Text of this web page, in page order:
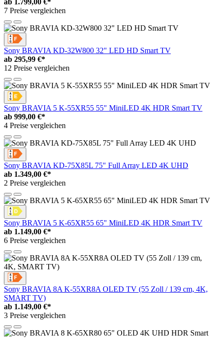
ab 1.799,00 €*
7 Preise vergleichen
Sony BRAVIA KD-32W800 32" LED HD Smart TV
ab 295,99 €*
12 Preise vergleichen
Sony BRAVIA 5 K-55XR55 55" MiniLED 4K HDR Smart TV
ab 999,00 €*
4 Preise vergleichen
Sony BRAVIA KD-75X85L 75" Full Array LED 4K UHD
ab 1.349,00 €*
2 Preise vergleichen
Sony BRAVIA 5 K-65XR55 65" MiniLED 4K HDR Smart TV
ab 1.149,00 €*
6 Preise vergleichen
Sony BRAVIA 8A K-55XR8A OLED TV (55 Zoll / 139 cm, 4K,
SMART TV)
ab 1.149,00 €*
3 Preise vergleichen